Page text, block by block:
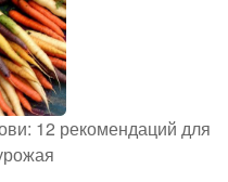
12 рекомендаций для